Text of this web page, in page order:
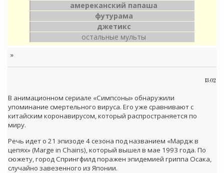
амереканский папаша
футурама
джетикс
остальные мульты
»
13:02
В анимационном сериале «Симпсоны» обнаружили
упоминание смертельного вируса. Его уже сравнивают с
китайским коронавирусом, который распространяется по
миру.
Речь идет о 21 эпизоде 4 сезона под названием «Мардж в
цепях» (Marge in Chains), который вышел в мае 1993 года. По
сюжету, город Спрингфилд поражен эпидемией гриппа Осака,
случайно завезенного из Японии.